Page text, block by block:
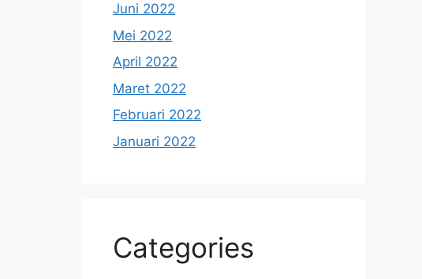
Juni 2022
Mei 2022
April 2022
Maret 2022
Februari 2022
Januari 2022
Categories